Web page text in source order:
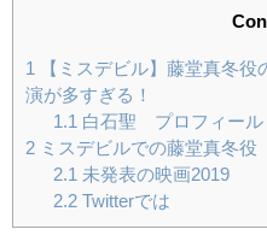
1
【ミスデビル】藤堂真冬
演が多すぎる！
1.1 白石聖 プロフィール
2 ミスデビルでの藤堂真冬役
2.1 未発表の映画2019
2.2Twitterでは